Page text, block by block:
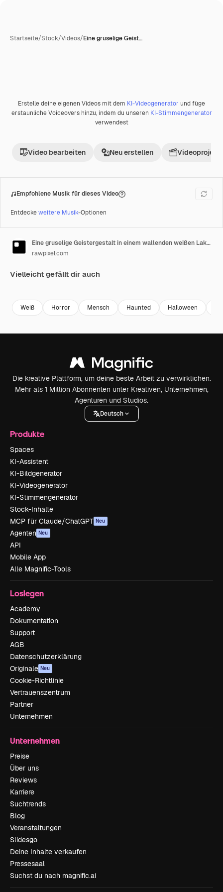
Startseite/Stock/Videos/Eine gruselige Geist…
PremiumKI-generiert
Erstelle deine eigenen Videos mit dem KI-Videogenerator und füge
erstaunliche Voiceovers hinzu, indem du unseren KI-Stimmengenerator
verwendest
Video bearbeiten Neu erstellen Videoprojekt
Empfohlene Musik für dieses Video
Entdeckeweitere Musik-Optionen
Eine gruselige Geistergestalt in einem wallenden weißen Laken, aufgenommen aus einer tiefen Kameraperspektive, erinnert an einen Klassiker.
rawpixel.com
Vielleicht gefällt dir auch
Weiß Horror Mensch Haunted Halloween
Die kreative Plattform, um deine beste Arbeit zu verwirklichen.
Mehr als 1 Million Abonnenten unter Kreativen, Unternehmen,
Agenturen und Studios.
Deutsch
Produkte
Spaces
KI-Assistent
KI-Bildgenerator
KI-Videogenerator
KI-Stimmengenerator
Stock-Inhalte
MCP für Claude/ChatGPT Neu
Agenten Neu
API
Mobile App
Alle Magnific-Tools
Loslegen
Academy
Dokumentation
Support
AGB
Datenschutzerklärung
Originale Neu
Cookie-Richtlinie
Vertrauenszentrum
Partner
Unternehmen
Unternehmen
Preise
Über uns
Reviews
Karriere
Suchtrends
Blog
Veranstaltungen
Slidesgo
Deine Inhalte verkaufen
Pressesaal
Suchst du nach magnific.ai